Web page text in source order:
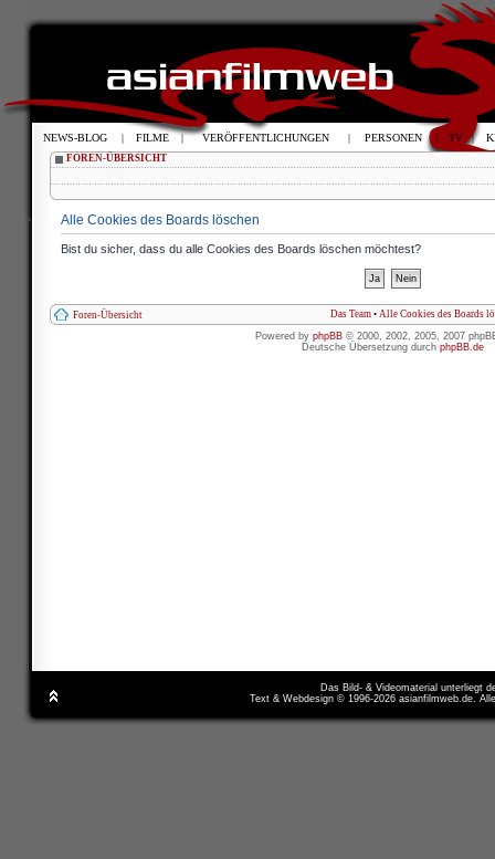
FOREN-ÜBERSICHT
Alle Cookies des Boards löschen
Bist du sicher, dass du alle Cookies des Boards löschen möchtest?
Foren-Übersicht Das Team • Alle Cookies des Boards
Powered by phpBB © 2000, 2002, 2005, 2007
Deutsche Übersetzung durch phpBB.de
Das Bild- & Videomaterial unterliegt
Text & Webdesign © 1996-2026 asianfilmweb.de.
NEWS-BLOG | FILME | VERÖFFENTLICHUNGEN | PERSONEN | TV |